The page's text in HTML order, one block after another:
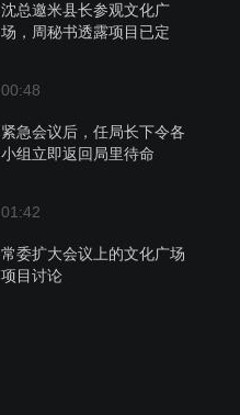
沈总邀米县长参观文化广
场，周秘书透露项目已定
00:48
紧急会议后，任局长下令各
小组立即返回局里待命
01:42
常委扩大会议上的文化广场
项目讨论